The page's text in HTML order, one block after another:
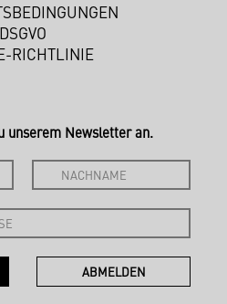
DSGVO
RICHTLINIE
unserem Newsletter an.